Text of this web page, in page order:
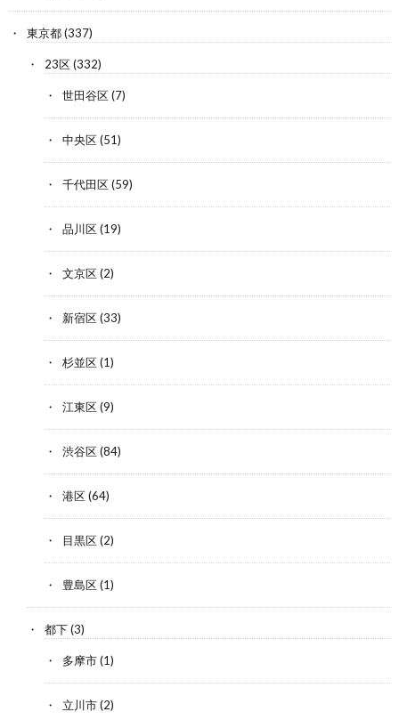
東京都(337)
23区(332)
世田谷区(7)
中央区(51)
千代田区(59)
品川区(19)
文京区(2)
新宿区(33)
杉並区(1)
江東区(9)
渋谷区(84)
港区(64)
目黒区(2)
豊島区(1)
都下(3)
多摩市(1)
立川市(2)